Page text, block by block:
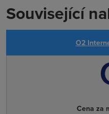
Související
O2
Cena za